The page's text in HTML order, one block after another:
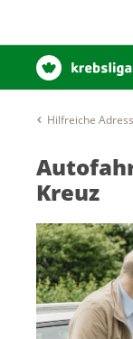
Hilfreiche
Kreuz